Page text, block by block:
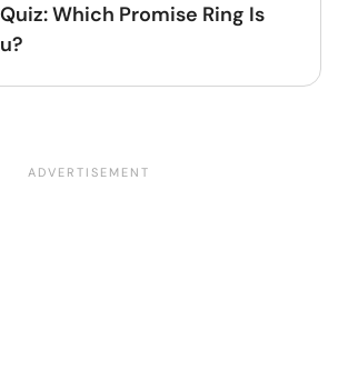
Which Promise Ring Is